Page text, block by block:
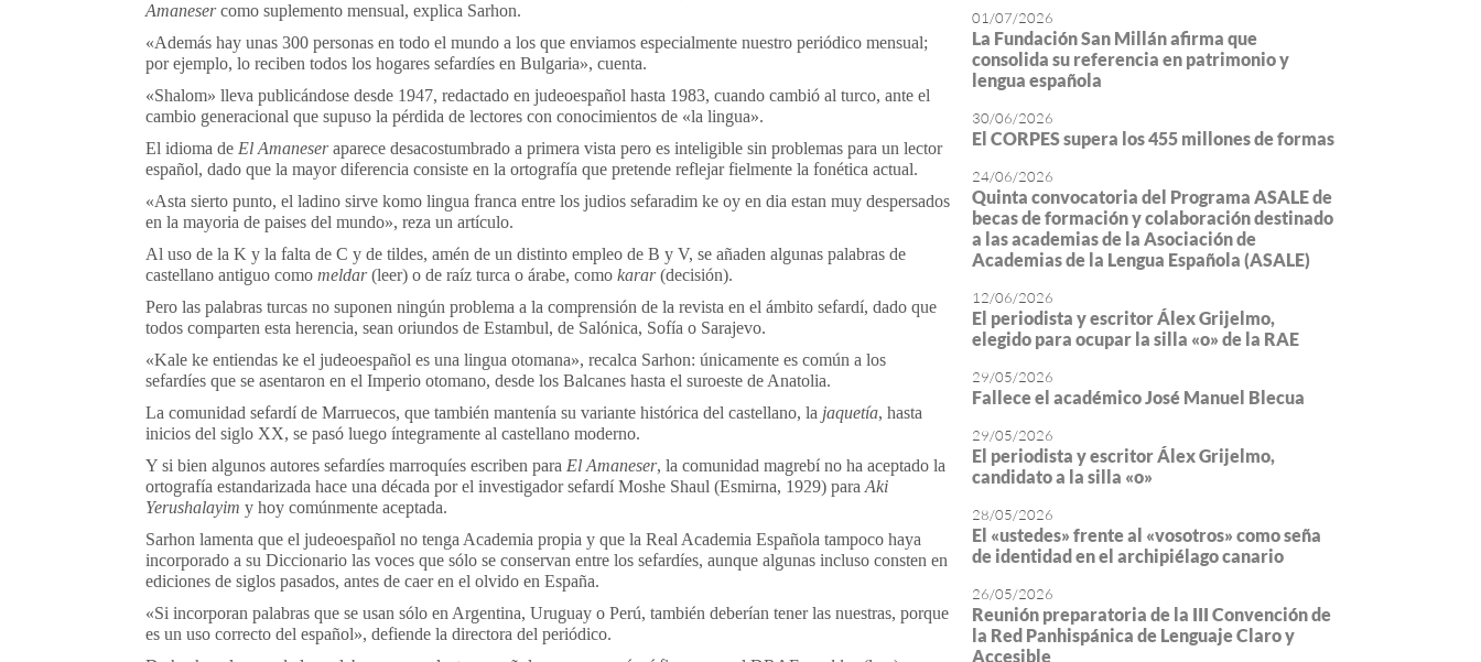
Amanesercomo suplemento mensual, explica Sarhon.
«Además hay unas 300 personas en todo el mundo a los que enviamos especialmente nuestro periódico mensual;
por ejemplo, lo reciben todos los hogares sefardíes en Bulgaria», cuenta.
«Shalom» lleva publicándose desde 1947, redactado en judeoespañol hasta 1983, cuando cambió al turco, ante el
cambio generacional que supuso la pérdida de lectores con conocimientos de «la lingua».
El idioma de El Amaneseraparece desacostumbrado a primera vista pero es inteligible sin problemas para un lector
español, dado que la mayor diferencia consiste en la ortografía que pretende reflejar fielmente la fonética actual.
«Asta sierto punto, el ladino sirve komo lingua franca entre los judios sefaradim ke oy en dia estan muy despersados
en la mayoria de paises del mundo», reza un artículo.
Al uso de la K y la falta de C y de tildes, amén de un distinto empleo de B y V, se añaden algunas palabras de
castellano antiguo como meldar(leer) o de raíz turca o árabe, como karar(decisión).
Pero las palabras turcas no suponen ningún problema a la comprensión de la revista en el ámbito sefardí, dado que
todos comparten esta herencia, sean oriundos de Estambul, de Salónica, Sofía o Sarajevo.
«Kale ke entiendas ke el judeoespañol es una lingua otomana», recalca Sarhon: únicamente es común a los
sefardíes que se asentaron en el Imperio otomano, desde los Balcanes hasta el suroeste de Anatolia.
La comunidad sefardí de Marruecos, que también mantenía su variante histórica del castellano, la jaquetía, hasta
inicios del siglo XX, se pasó luego íntegramente al castellano moderno.
Y si bien algunos autores sefardíes marroquíes escriben para El Amaneser, la comunidad magrebí no ha aceptado la
ortografía estandarizada hace una década por el investigador sefardí Moshe Shaul (Esmirna, 1929) para Aki
Yerushalayim y hoy comúnmente aceptada.
Sarhon lamenta que el judeoespañol no tenga Academia propia y que la Real Academia Española tampoco haya
incorporado a su Diccionario las voces que sólo se conservan entre los sefardíes, aunque algunas incluso consten en
ediciones de siglos pasados, antes de caer en el olvido en España.
«Si incorporan palabras que se usan sólo en Argentina, Uruguay o Perú, también deberían tener las nuestras, porque
es un uso correcto del español», defiende la directora del periódico.
01/07/2026
La Fundación San Millán afirma que
consolida su referencia en patrimonio y
lengua española
30/06/2026
El CORPES supera los 455 millones de formas
24/06/2026
Quinta convocatoria del Programa ASALE de
becas de formación y colaboración destinado
a las academias de la Asociación de
Academias de la Lengua Española (ASALE)
12/06/2026
El periodista y escritor Álex Grijelmo,
elegido para ocupar la silla «o» de la RAE
29/05/2026
Fallece el académico José Manuel Blecua
29/05/2026
El periodista y escritor Álex Grijelmo,
candidato a la silla «o»
28/05/2026
El «ustedes» frente al «vosotros» como seña
de identidad en el archipiélago canario
26/05/2026
Reunión preparatoria de la III Convención de
la Red Panhispánica de Lenguaje Claro y
Accesible